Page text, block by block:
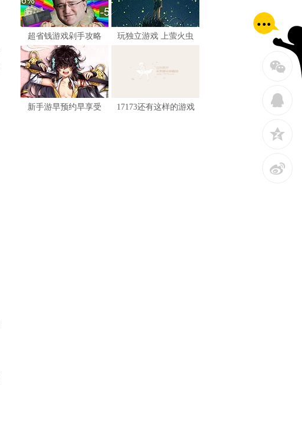
超省钱游戏剁手攻略 玩独立游戏 上萤火虫
新手游早预约早享受 17173还有这样的游戏
w
q
z
t